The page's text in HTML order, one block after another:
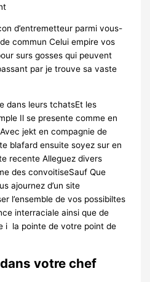
d’entremetteur parmi vous-
commun Celui empire vos
surs gosses qui peuvent
par je trouve sa vaste
dans leurs tchatsEt les
Il se presente comme en
jekt en compagnie de
blafard ensuite soyez sur en
recente Alleguez divers
des convoitiseSauf Que
ajournez d’un site
l’ensemble de vos possibiltes
interraciale ainsi que de
i la pointe de votre point de
votre chef